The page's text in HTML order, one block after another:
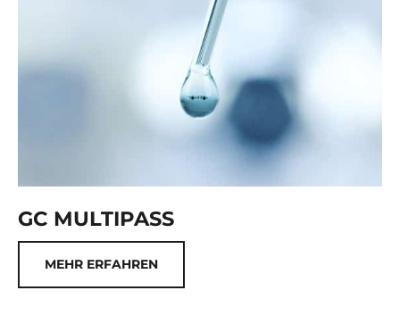
GC MULTIPASS
MEHR ERFAHREN